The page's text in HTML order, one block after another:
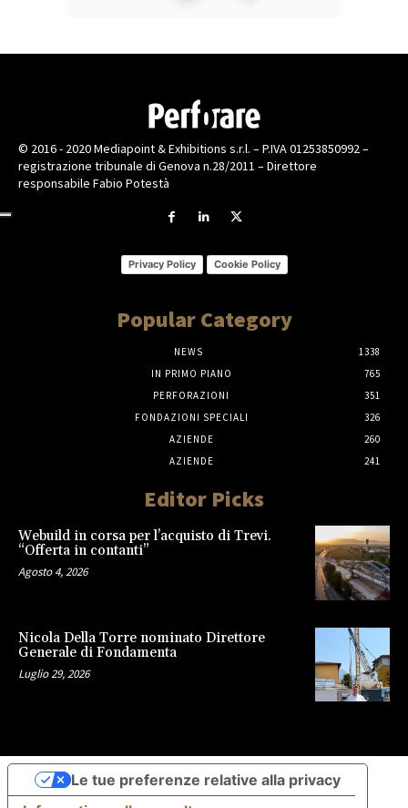
© 2016 - 2020 Mediapoint & Exhibitions s.r.l. – P.IVA 01253850992 –
registrazione tribunale di Genova n.28/2011 – Direttore
responsabile Fabio Potestà
Privacy Policy Cookie Policy
Popular Category
NEWS
1338
IN PRIMO PIANO
765
PERFORAZIONI
351
FONDAZIONI SPECIALI
326
AZIENDE
260
AZIENDE
241
Editor Picks
Webuild in corsa per l’acquisto di Trevi.
“Offerta in contanti”
Agosto 4, 2026
Nicola Della Torre nominato Direttore
Generale di Fondamenta
Luglio 29, 2026
Le tue preferenze relative alla privacy